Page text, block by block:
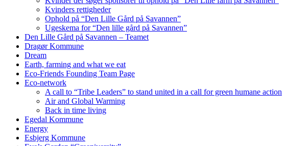
Kvinders rettigheder
Ophold på “Den Lille Gård på Savannen”
Ugeskema for “Den lille gård på Savannen”
Den Lille Gård på Savannen – Teamet
Dragør Kommune
Dream
Earth, farming and what we eat
Eco-Friends Founding Team Page
Eco-network
A call to “Tribe Leaders” to stand united in a call for green humane action
Air and Global Warming
Back in time living
Egedal Kommune
Energy
Esbjerg Kommune